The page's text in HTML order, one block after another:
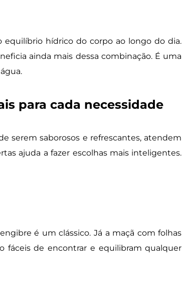
hídrico do corpo ao longo do dia.
ainda mais dessa combinação. É uma
para cada necessidade
serem saborosos e refrescantes, atendem
ajuda a fazer escolhas mais inteligentes.
é um clássico. Já a maçã com folhas
fáceis de encontrar e equilibram qualquer